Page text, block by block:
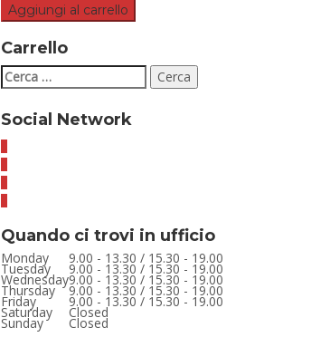
Aggiungi al carrello
Carrello
Ricerca
per:
Social Network
Quando ci trovi in ufficio
Monday 9.00 - 13.30 / 15.30 - 19.00
Tuesday 9.00 - 13.30 / 15.30 - 19.00
Wednesday9.00 - 13.30 / 15.30 - 19.00
Thursday 9.00 - 13.30 / 15.30 - 19.00
Friday 9.00 - 13.30 / 15.30 - 19.00
Saturday Closed
Sunday Closed